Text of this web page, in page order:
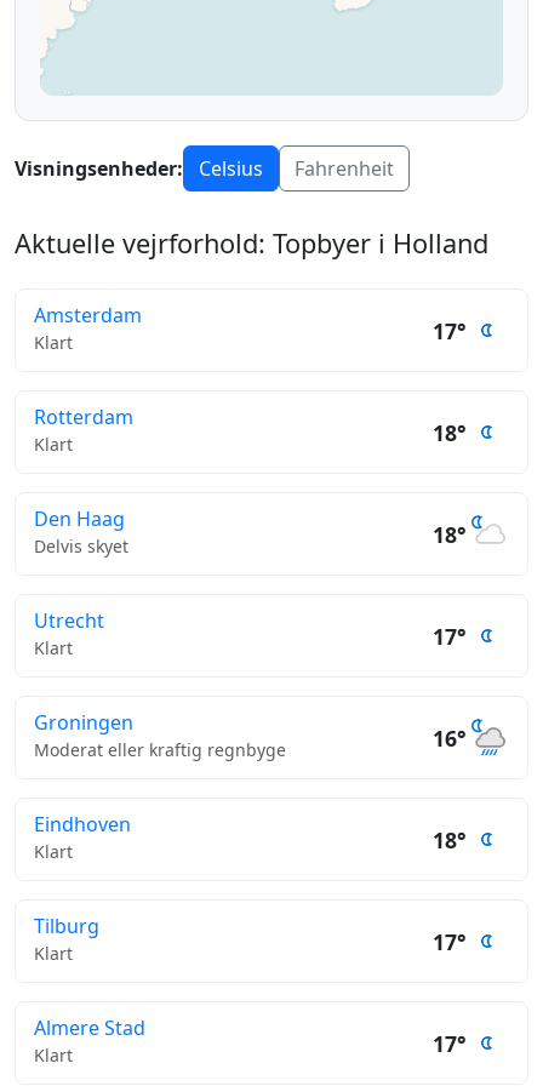
Visningsenheder: Celsius Fahrenheit
Aktuelle vejrforhold: Topbyer i Holland
Amsterdam
Klart 17°
Rotterdam
Klart 18°
Den Haag
Delvis skyet 18°
Utrecht
Klart 17°
Groningen
Moderat eller kraftig regnbyge 16°
Eindhoven
Klart 18°
Tilburg
Klart 17°
Almere Stad
Klart 17°